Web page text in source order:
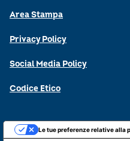
Area Stampa
Privacy Policy
Social Media Policy
Codice Etico
Le tue preferenze relative alla